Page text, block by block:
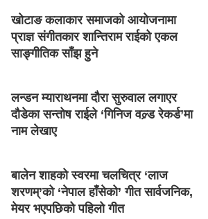
खोटाङ कलाकार समाजको आयोजनामा
प्राज्ञ संगीतकार शान्तिराम राईको एकल
साङ्गीतिक साँझ हुने
लन्डन म्याराथनमा दौरा सुरुवाल लगाएर
दौडेका सन्तोष राईले ‘गिनिज वल्र्ड रेकर्ड’मा
नाम लेखाए
बालेन शाहको स्वरमा चलचित्र ‘लाज
शरणम्’को ‘नेपाल हाँसेको’ गीत सार्वजनिक,
मेयर भएपछिको पहिलो गीत